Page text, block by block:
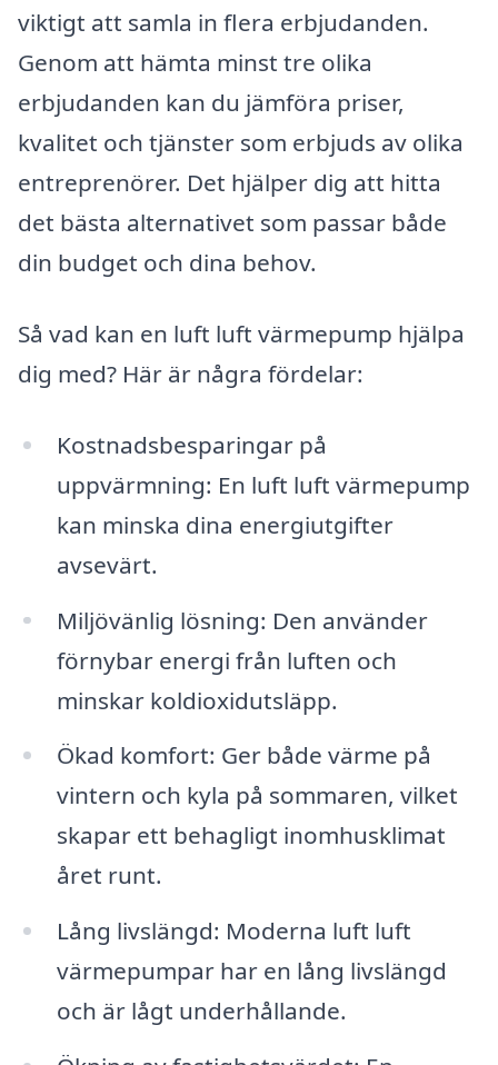
viktigt att samla in flera erbjudanden.
Genom att hämta minst tre olika
erbjudanden kan du jämföra priser,
kvalitet och tjänster som erbjuds av olika
entreprenörer. Det hjälper dig att hitta
det bästa alternativet som passar både
din budget och dina behov.
Så vad kan en luft luft värmepump hjälpa
dig med? Här är några fördelar:
Kostnadsbesparingar på
uppvärmning: En luft luft värmepump
kan minska dina energiutgifter
avsevärt.
Miljövänlig lösning: Den använder
förnybar energi från luften och
minskar koldioxidutsläpp.
Ökad komfort: Ger både värme på
vintern och kyla på sommaren, vilket
skapar ett behagligt inomhusklimat
året runt.
Lång livslängd: Moderna luft luft
värmepumpar har en lång livslängd
och är lågt underhållande.